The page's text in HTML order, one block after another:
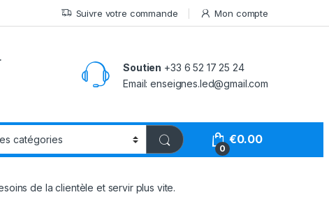
Suivre votre commande Mon compte
Soutien +33 6 52 17 25 24
Email: enseignes.led@gmail.com
0
€0.00
de la clientèle et servir plus vite.